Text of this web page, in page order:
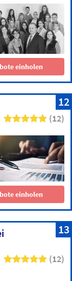
einholen
12
(12)
einholen
13
(12)